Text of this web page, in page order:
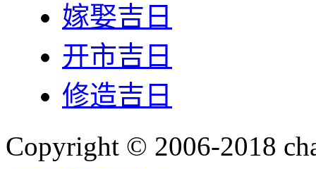
嫁娶吉日
开市吉日
修造吉日
Copyright © 2006-2018